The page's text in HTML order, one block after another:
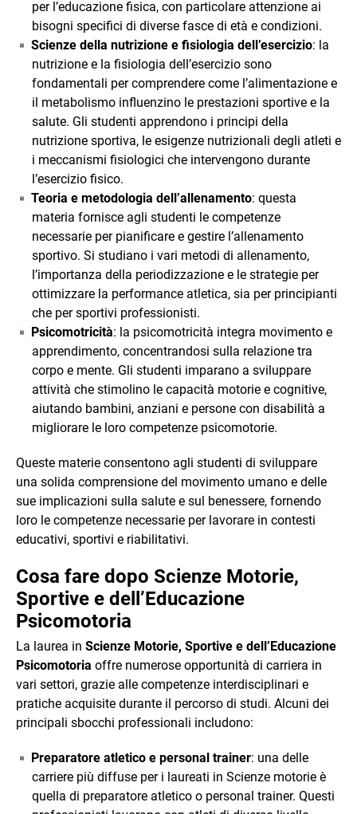
per l’educazione fisica, con particolare attenzione ai
bisogni specifici di diverse fasce di età e condizioni.
Scienze della nutrizione e fisiologia dell’esercizio: la
nutrizione e la fisiologia dell’esercizio sono
fondamentali per comprendere come l’alimentazione e
il metabolismo influenzino le prestazioni sportive e la
salute. Gli studenti apprendono i principi della
nutrizione sportiva, le esigenze nutrizionali degli atleti e
i meccanismi fisiologici che intervengono durante
l’esercizio fisico.
Teoria e metodologia dell’allenamento: questa
materia fornisce agli studenti le competenze
necessarie per pianificare e gestire l’allenamento
sportivo. Si studiano i vari metodi di allenamento,
l’importanza della periodizzazione e le strategie per
ottimizzare la performance atletica, sia per principianti
che per sportivi professionisti.
Psicomotricità: la psicomotricità integra movimento e
apprendimento, concentrandosi sulla relazione tra
corpo e mente. Gli studenti imparano a sviluppare
attività che stimolino le capacità motorie e cognitive,
aiutando bambini, anziani e persone con disabilità a
migliorare le loro competenze psicomotorie.
Queste materie consentono agli studenti di sviluppare
una solida comprensione del movimento umano e delle
sue implicazioni sulla salute e sul benessere, fornendo
loro le competenze necessarie per lavorare in contesti
educativi, sportivi e riabilitativi.
Cosa fare dopo Scienze Motorie,
Sportive e dell’Educazione
Psicomotoria
La laurea in Scienze Motorie, Sportive e dell’Educazione
Psicomotoria offre numerose opportunità di carriera in
vari settori, grazie alle competenze interdisciplinari e
pratiche acquisite durante il percorso di studi. Alcuni dei
principali sbocchi professionali includono:
Preparatore atletico e personal trainer: una delle
carriere più diffuse per i laureati in Scienze motorie è
quella di preparatore atletico o personal trainer. Questi